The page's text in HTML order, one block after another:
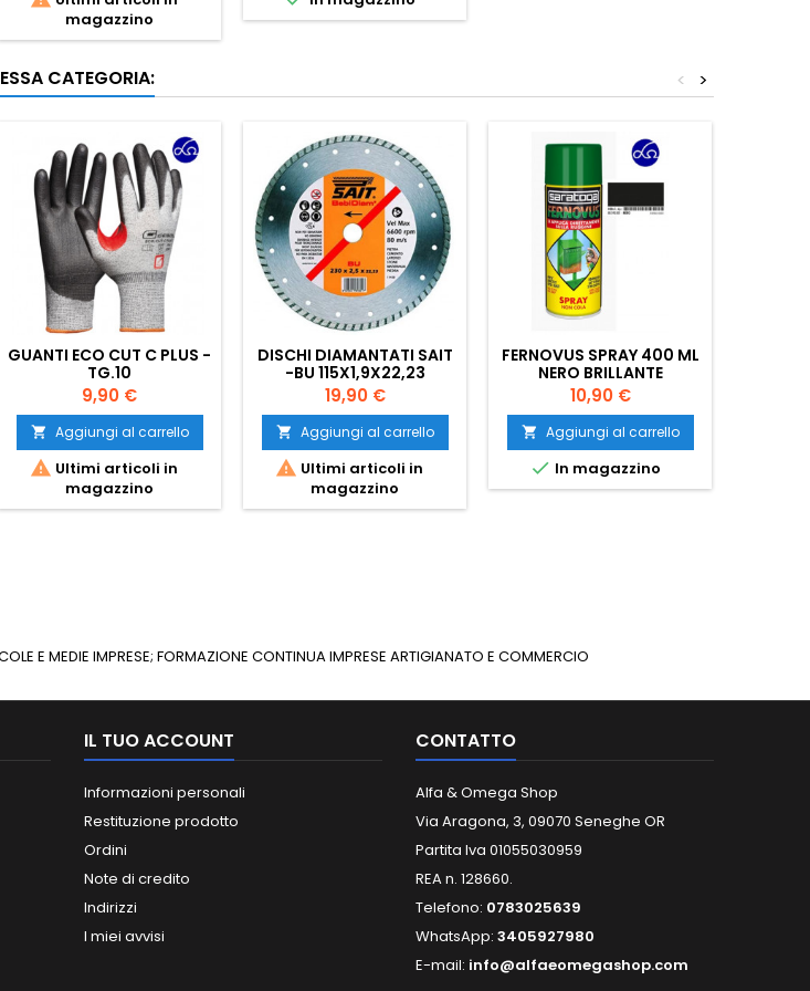
magazzino
CATEGORIA: >
<
GUANTI ECO CUT C PLUS -
TG.10
Prezzo
9,90 €
 Aggiungi al carrello
 Ultimi articoli in
magazzino
DISCHI DIAMANTATI SAIT
-BU 115X1,9X22,23
Prezzo
19,90 €
 Aggiungi al carrello
 Ultimi articoli in
magazzino
FERNOVUS SPRAY 400 ML
NERO BRILLANTE
Prezzo
10,90 €
 Aggiungi al carrello
 In magazzino
E MEDIE IMPRESE; FORMAZIONE CONTINUA IMPRESE ARTIGIANATO E COMMERCIO
IL TUO ACCOUNT
Informazioni personali
Restituzione prodotto
Ordini
Note di credito
Indirizzi
I miei avvisi
CONTATTO
Alfa & Omega Shop
Via Aragona, 3, 09070 Seneghe OR
Partita Iva 01055030959
REA n. 128660.
Telefono: 0783025639
WhatsApp: 3405927980
E-mail: info@alfaeomegashop.com